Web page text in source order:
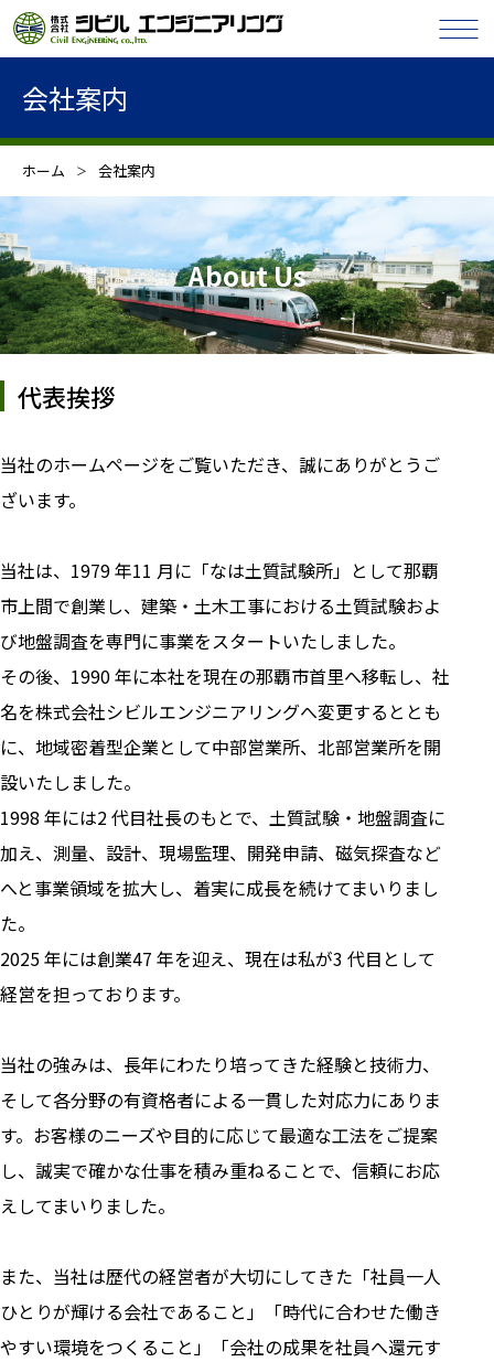
会社案内
ホーム 会社案内
About Us
代表挨拶
当社のホームページをご覧いただき、誠にありがとうご
ざいます。
当社は、1979 年11 月に「なは土質試験所」として那覇
市上間で創業し、建築・土木工事における土質試験およ
び地盤調査を専門に事業をスタートいたしました。
その後、1990 年に本社を現在の那覇市首里へ移転し、社
名を株式会社シビルエンジニアリングへ変更するととも
に、地域密着型企業として中部営業所、北部営業所を開
設いたしました。
1998 年には2 代目社長のもとで、土質試験・地盤調査に
加え、測量、設計、現場監理、開発申請、磁気探査など
へと事業領域を拡大し、着実に成長を続けてまいりまし
た。
2025 年には創業47 年を迎え、現在は私が3 代目として
経営を担っております。
当社の強みは、長年にわたり培ってきた経験と技術力、
そして各分野の有資格者による一貫した対応力にありま
す。お客様のニーズや目的に応じて最適な工法をご提案
し、誠実で確かな仕事を積み重ねることで、信頼にお応
えしてまいりました。
また、当社は歴代の経営者が大切にしてきた「社員一人
ひとりが輝ける会社であること」「時代に合わせた働き
やすい環境をつくること」「会社の成果を社員へ還元す